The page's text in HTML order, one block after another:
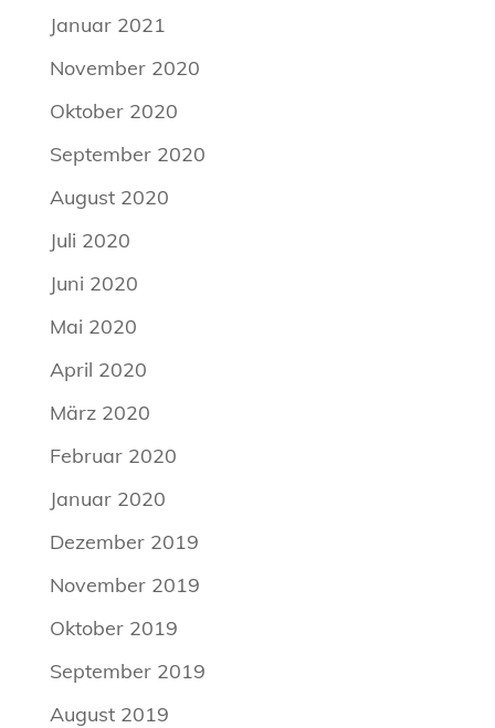
Januar 2021
November 2020
Oktober 2020
September 2020
August 2020
Juli 2020
Juni 2020
Mai 2020
April 2020
März 2020
Februar 2020
Januar 2020
Dezember 2019
November 2019
Oktober 2019
September 2019
August 2019